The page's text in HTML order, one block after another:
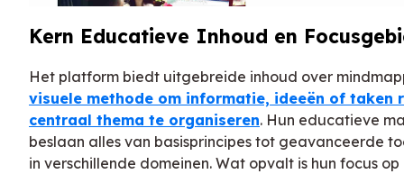
Kern Educatieve Inhoud en
Het platform biedt uitgebreide inhoud over
visuele methode om informatie, ideeën of taken
centraal thema te organiseren. Hun educatieve
beslaan alles van basisprincipes tot geavanceerde
in verschillende domeinen. Wat opvalt is hun focus op